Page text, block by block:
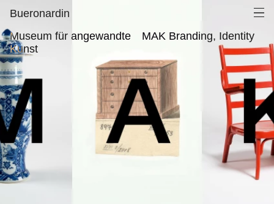
Bueronardin
Museum für angewandte
Kunst
MAK Branding, Identity
Museum für angewandte Kunst, MAK Branding, Identity